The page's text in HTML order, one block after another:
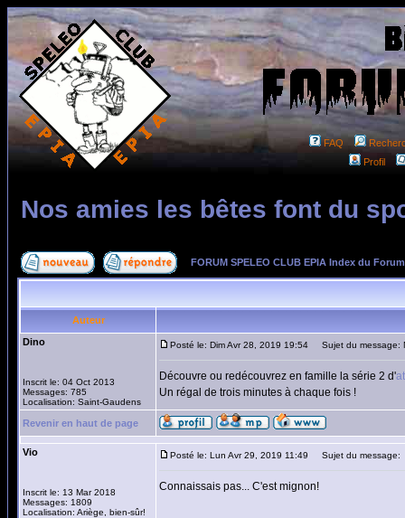
FAQ
Profil
Nos amies les bêtes font du
FORUM SPELEO CLUB EPIA Index du Forum
Auteur
Dino
Inscrit le: 04 Oct 2013
Messages: 785
Localisation: Saint-Gaudens
Posté le: Dim Avr 28, 2019 19:54 Sujet du message:
Découvre ou redécouvrez en famille la série 2 d'
Un régal de trois minutes à chaque fois !
Revenir en haut de page
Vio
Inscrit le: 13 Mar 2018
Messages: 1809
Localisation: Ariège, bien-sûr!
Posté le: Lun Avr 29, 2019 11:49 Sujet du message:
Connaissais pas... C'est mignon!